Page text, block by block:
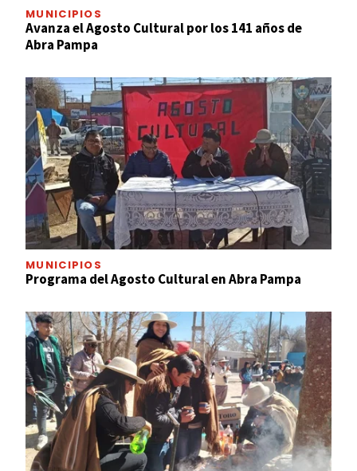
MUNICIPIOS
Avanza el Agosto Cultural por los 141 años de
Abra Pampa
MUNICIPIOS
Programa del Agosto Cultural en Abra Pampa